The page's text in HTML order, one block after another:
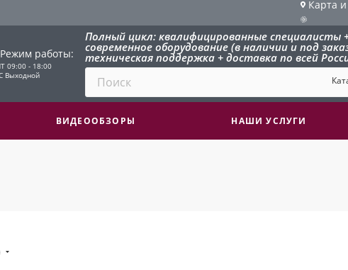
Карта
Режим работы:
09:00 - 18:00
Выходной
Полный цикл: квалифицированные специалисты
современное оборудование (в наличии и под
техническая поддержка + доставка по всей
ВИДЕООБЗОРЫ НАШИ УСЛУГИ